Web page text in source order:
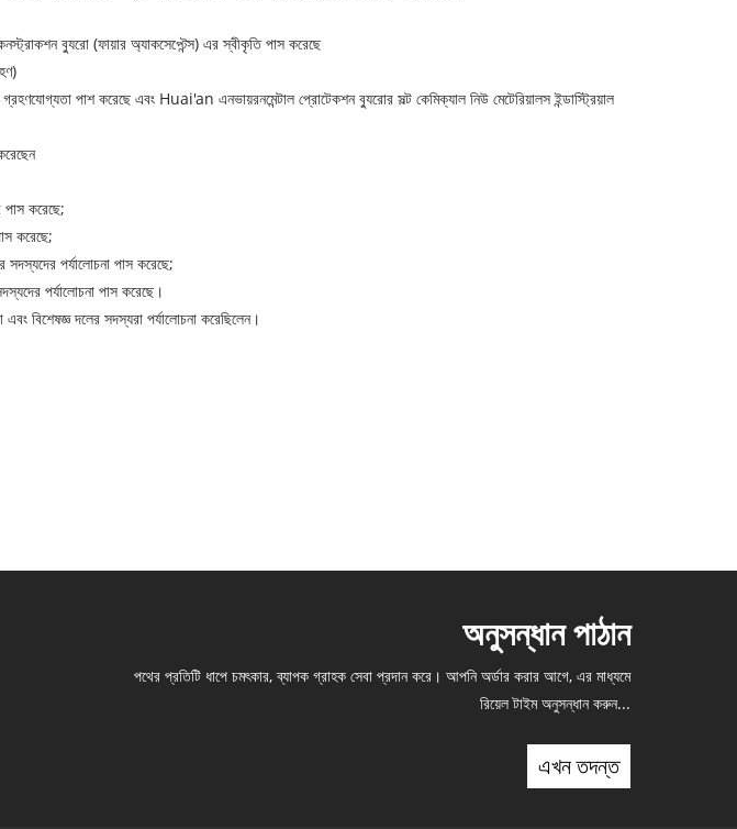
ব্যুরো (ফায়ার অ্যাকসেপ্টেন্স) এর স্বীকৃতি পাস করেছে
পাশ করেছে এবং Huai'an এনভায়রনমেন্টাল প্রোটেকশন ব্যুরোর সল্ট কেমিক্যাল নিউ মেটেরিয়ালস ইন্ডাস্ট্রিয়াল
পাস করেছে;
করেছে;
পর্যালোচনা পাস করেছে;
পর্যালোচনা পাস করেছে।
বিশেষজ্ঞ দলের সদস্যরা পর্যালোচনা করেছিলেন।
অনুসন্ধান পাঠান
পথের প্রতিটি ধাপে চমৎকার, ব্যাপক গ্রাহক সেবা প্রদান করে। আপনি অর্ডার করার আগে, এর মাধ্যমে
রিয়েল টাইম অনুসন্ধান করুন...
এখন তদন্ত